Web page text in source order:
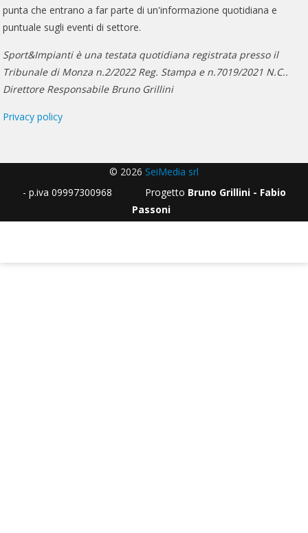
punta che entrano a far parte di un'informazione quotidiana e
puntuale sugli eventi di settore.
Sport&Impianti è una testata quotidiana registrata presso il
Tribunale di Monza n.2/2022 Reg. Stampa e n.7019/2021 N.C..
Direttore Responsabile Bruno Grillini
Privacy policy
© 2026 SeiMedia srl
- p.iva 09997300968 Progetto Bruno Grillini - Fabio
Passoni